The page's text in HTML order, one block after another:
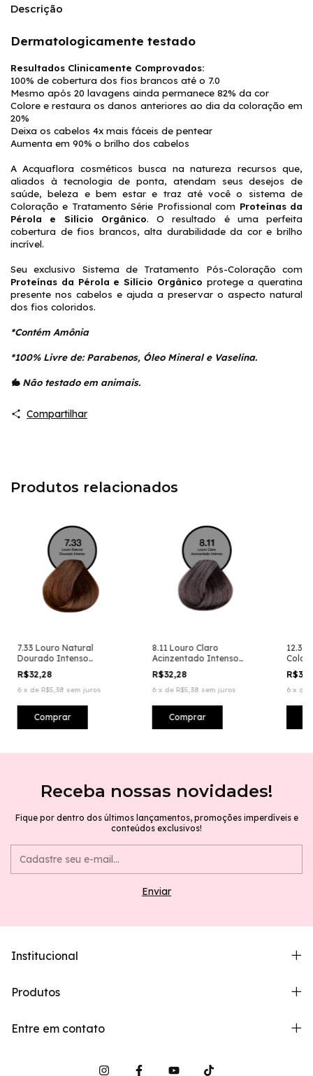
Descrição
Dermatologicamente testado
Resultados Clinicamente Comprovados:
100% de cobertura dos fios brancos até o 7.0
Mesmo após 20 lavagens ainda permanece 82% da cor
Colore e restaura os danos anteriores ao dia da coloração em
20%
Deixa os cabelos 4x mais fáceis de pentear
Aumenta em 90% o brilho dos cabelos
A Acquaflora cosméticos busca na natureza recursos que,
aliados à tecnologia de ponta, atendam seus desejos de
saúde, beleza e bem estar e traz até você o sistema de
Coloração e Tratamento Série Profissional com Proteínas da
Pérola e Silício Orgânico. O resultado é uma perfeita
cobertura de fios brancos, alta durabilidade da cor e brilho
incrível.
Seu exclusivo Sistema de Tratamento Pós-Coloração com
Proteínas da Pérola e Silício Orgânico protege a queratina
presente nos cabelos e ajuda a preservar o aspecto natural
dos fios coloridos.
*Contém Amônia
*100% Livre de: Parabenos, Óleo Mineral e Vaselina.
🐇 Não testado em animais.
Compartilhar
Produtos relacionados
7.33 Louro Natural
Dourado Intenso
Coloração Creme
Permanente
R$32,28
6 x de R$5,38 sem juros
8.11 Louro Claro
Acinzentado Intenso
Coloração Creme
Permanente
R$32,28
6 x de R$5,38 sem juros
12.31
6 x de
Receba nossas novidades!
Fique por dentro dos últimos lançamentos, promoções imperdíveis e
conteúdos exclusivos!
Institucional
Produtos
Entre em contato